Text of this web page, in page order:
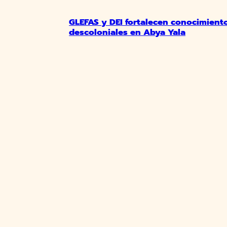
GLEFAS y DEI fortalecen
descoloniales en Abya Yala